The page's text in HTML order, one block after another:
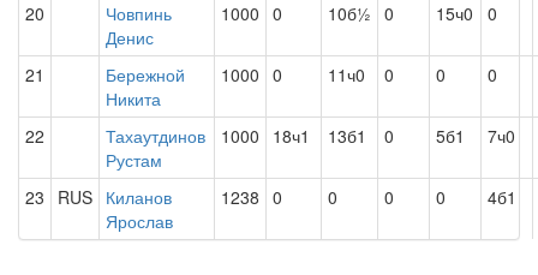
20
Човпинь
Денис
1000 0 10б½ 0 15ч0 0
21
Бережной
Никита
1000 0 11ч0 0 0 0
22
Тахаутдинов
Рустам
1000 18ч1 13б1 0 5б1 7ч0
23 RUS Киланов
Ярослав
1238 0 0 0 0 4б1